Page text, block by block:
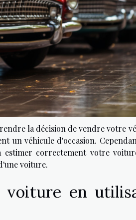
la décision de vendre votre
un véhicule d'occasion.
correctement votre
voiture.
en